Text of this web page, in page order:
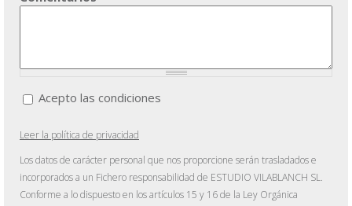
Acepto las condiciones*
Acepto las condiciones
Leer la política de privacidad
Los datos de carácter personal que nos proporcione serán trasladados e
incorporados a un Fichero responsabilidad de ESTUDIO VILABLANCH SL.
Conforme a lo dispuesto en los artículos 15 y 16 de la Ley Orgánica